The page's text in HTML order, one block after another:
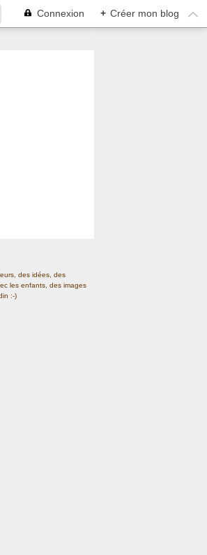
Connexion + Créer mon blog
des idées, des
les enfants, des images
:-)